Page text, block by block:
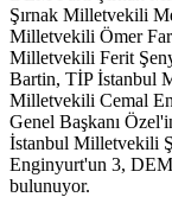
Şırnak Milletvekili
Milletvekili Ömer
Milletvekili Ferit
Bartin, TİP İstanbul
Milletvekili Cemal
Genel Başkanı
İstanbul Milletvekili
Enginyurt'un 3,
bulunuyor.